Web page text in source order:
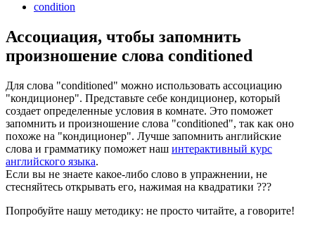
condition
Ассоциация, чтобы запомнить
произношение слова conditioned
Для слова "conditioned" можно использовать ассоциацию
"кондиционер". Представьте себе кондиционер, который
создает определенные условия в комнате. Это поможет
запомнить и произношение слова "conditioned", так как оно
похоже на "кондиционер". Лучше запомнить английские
слова и грамматику поможет наш интерактивный курс
английского языка.
Если вы не знаете какое-либо слово в упражнении, не
стесняйтесь открывать его, нажимая на квадратики ???
Попробуйте нашу методику: не просто читайте, а говорите!